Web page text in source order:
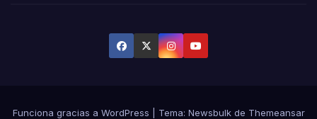
Funciona gracias a WordPress Tema: Newsbulkde Themeansar